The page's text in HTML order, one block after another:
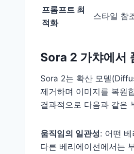
프롬프트 최
적화
스타일 참
Sora 2 가챠에서
Sora 2는 확산 모델
제거하며 이미지를 복원
결과적으로 다음과 같은
움직임의 일관성: 어떤
다른 베리에이션에서는